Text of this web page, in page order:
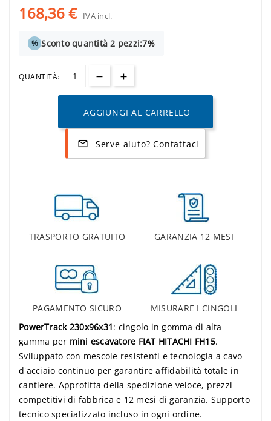
168,36 € IVA incl.
% Sconto quantità 2 pezzi:7%
QUANTITÀ:
AGGIUNGI AL CARRELLO
mail_outline Serve aiuto? Contattaci
TRASPORTO GRATUITO GARANZIA 12 MESI
PAGAMENTO SICURO
MISURARE I CINGOLI
PowerTrack 230x96x31: cingolo in gomma di alta
gamma per mini escavatore FIAT HITACHI FH15.
Sviluppato con mescole resistenti e tecnologia a cavo
d'acciaio continuo per garantire affidabilità totale in
cantiere. Approfitta della spedizione veloce, prezzi
competitivi di fabbrica e 12 mesi di garanzia. Supporto
tecnico specializzato incluso in ogni ordine.